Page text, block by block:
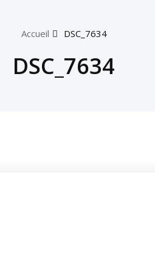
Accueil DSC_7634
DSC_7634